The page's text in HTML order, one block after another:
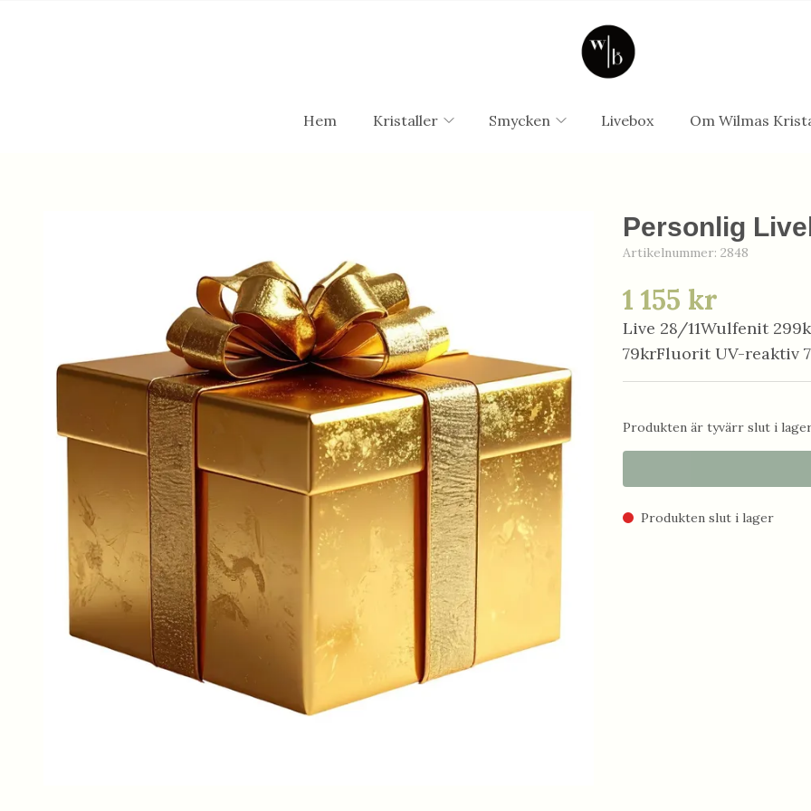
Hem Kristaller Smycken Livebox Om Wilmas
Personlig
Artikelnummer: 2848
1 155 kr
Live 28/11Wulfenit
79krFluorit UV-reaktiv
Produkten är tyvärr slut i
Produkten slut i lager